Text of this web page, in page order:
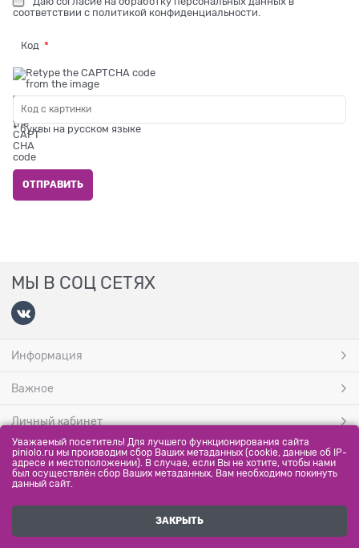
соответствии с политикой конфиденциальности.
Код
* буквы на русском языке
МЫ В СОЦ СЕТЯХ
Информация
Важное
Личный кабинет
МЫ ПРИНИМАЕМ
Полная версия сайта
Уважаемый посетитель! Для лучшего функционирования сайта
piniolo.ru мы производим сбор Ваших метаданных (cookie, данные об IP-
адресе и местоположении). В случае, если Вы не хотите, чтобы нами
был осуществлён сбор Ваших метаданных, Вам необходимо покинуть
данный сайт.
ЗАКРЫТЬ